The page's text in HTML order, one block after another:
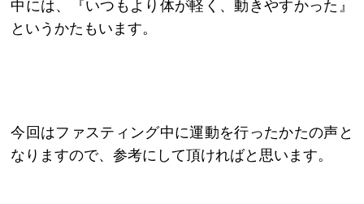
中には、『いつもより体が軽く、動きやすかった』
というかたもいます。
今回はファスティング中に運動を行ったかたの声と
なりますので、参考にして頂ければと思います。